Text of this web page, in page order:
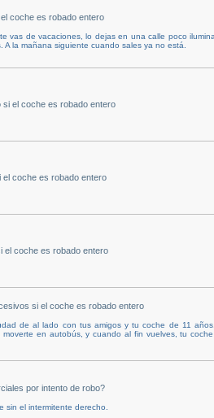
coche es robado entero
vas de vacaciones, lo dejas en una calle poco
la mañana siguiente cuando sales ya no está.
si el coche es robado entero
el coche es robado entero
el coche es robado entero
si el coche es robado entero
de al lado con tus amigos y tu coche de 11
en autobús, y cuando al fin vuelves, tu
por intento de robo?
sin el intermitente derecho.